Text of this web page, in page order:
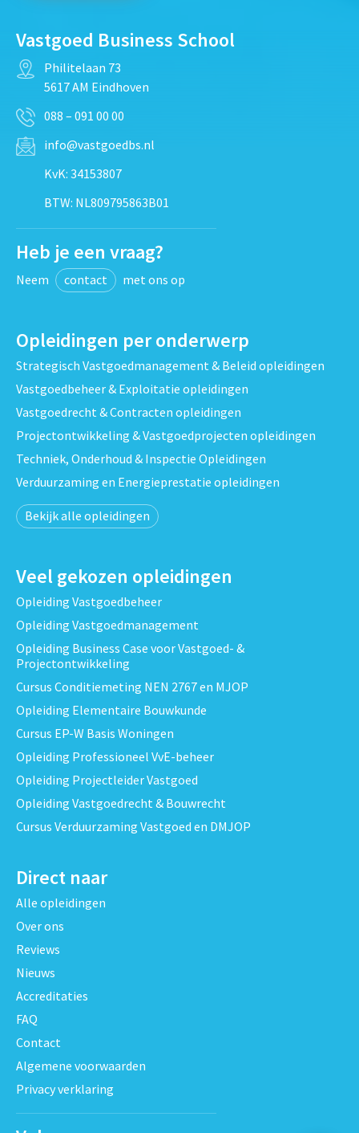
Vastgoed Business School
Philitelaan 73
5617 AM Eindhoven
088 – 091 00 00
info@vastgoedbs.nl
KvK: 34153807
BTW: NL809795863B01
Heb je een vraag?
Neem contact met ons op
Opleidingen per onderwerp
Strategisch Vastgoedmanagement & Beleid opleidingen
Vastgoedbeheer & Exploitatie opleidingen
Vastgoedrecht & Contracten opleidingen
Projectontwikkeling & Vastgoedprojecten opleidingen
Techniek, Onderhoud & Inspectie Opleidingen
Verduurzaming en Energieprestatie opleidingen
Bekijk alle opleidingen
Veel gekozen opleidingen
Opleiding Vastgoedbeheer
Opleiding Vastgoedmanagement
Opleiding Business Case voor Vastgoed- &
Projectontwikkeling
Cursus Conditiemeting NEN 2767 en MJOP
Opleiding Elementaire Bouwkunde
Cursus EP-W Basis Woningen
Opleiding Professioneel VvE-beheer
Opleiding Projectleider Vastgoed
Opleiding Vastgoedrecht & Bouwrecht
Cursus Verduurzaming Vastgoed en DMJOP
Direct naar
Alle opleidingen
Over ons
Reviews
Nieuws
Accreditaties
FAQ
Contact
Algemene voorwaarden
Privacy verklaring